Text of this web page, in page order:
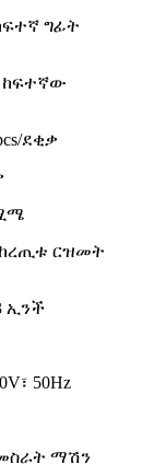
ግፊት
ከፍተኛው
ደቂቃ
ርዝመት
ኢንች
50Hz